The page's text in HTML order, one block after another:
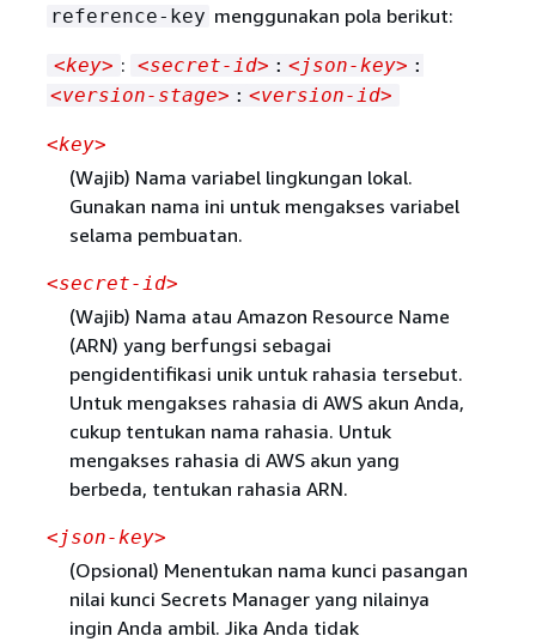
reference-key menggunakan pola berikut:
<key> : <secret-id> : <json-key> :
<version-stage> : <version-id>
<key>
(Wajib) Nama variabel lingkungan lokal.
Gunakan nama ini untuk mengakses variabel
selama pembuatan.
<secret-id>
(Wajib) Nama atau Amazon Resource Name
(ARN) yang berfungsi sebagai
pengidentifikasi unik untuk rahasia tersebut.
Untuk mengakses rahasia di AWS akun Anda,
cukup tentukan nama rahasia. Untuk
mengakses rahasia di AWS akun yang
berbeda, tentukan rahasia ARN.
<json-key>
(Opsional) Menentukan nama kunci pasangan
nilai kunci Secrets Manager yang nilainya
ingin Anda ambil. Jika Anda tidak